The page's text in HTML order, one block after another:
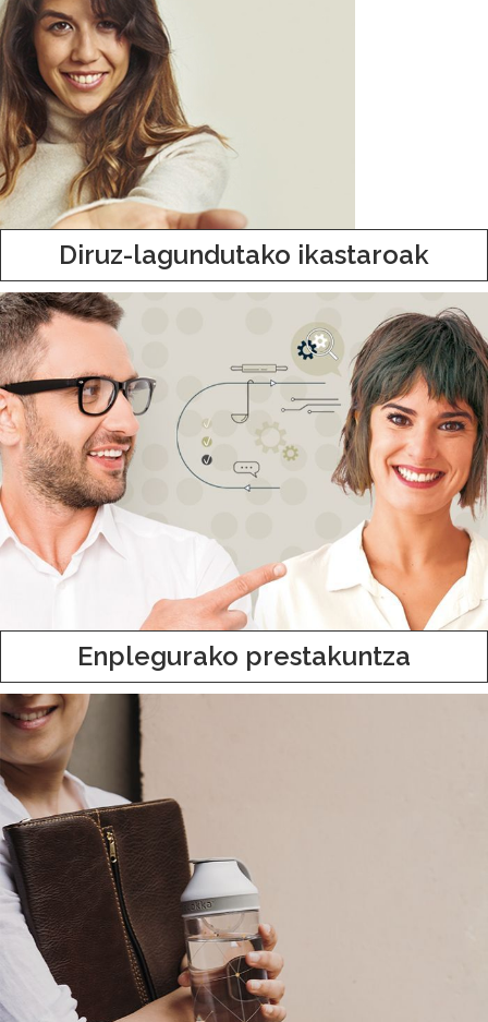
Diruz-lagundutako ikastaroak
Enplegurako prestakuntza